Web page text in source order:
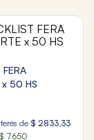
FERA
x 50 HS
de $ 2833 33
$ 7650